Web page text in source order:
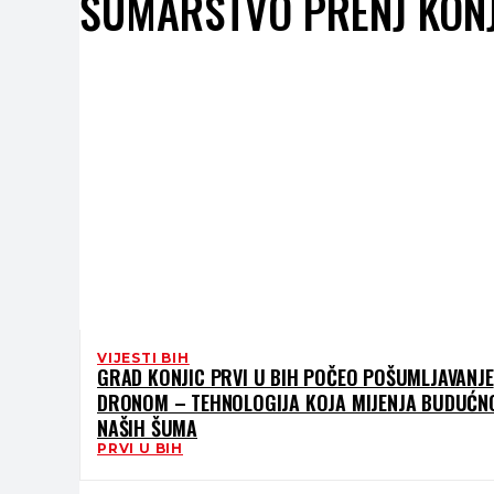
VIJESTI BIH
GRAD KONJIC PRVI U BIH POČEO POŠUMLJAVANJE
DRONOM – TEHNOLOGIJA KOJA MIJENJA
NAŠIH ŠUMA
PRVI U BIH